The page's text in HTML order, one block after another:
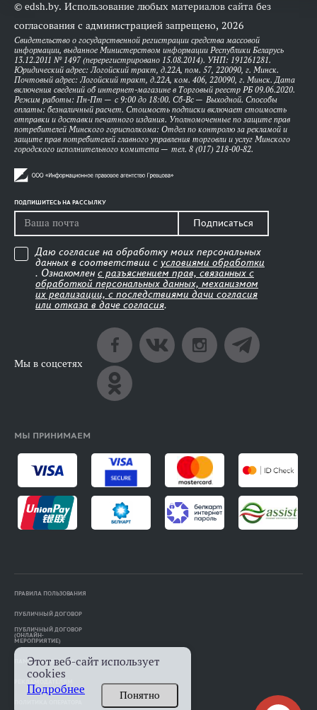
© edsh.by. Использование любых материалов сайта без
согласования с администрацией запрещено, 2026
Свидетельство о государственной регистрации средства массовой
информации, выданное Министерством информации Республики Беларусь
13.12.2011 № 1497 (перерегистрировано 15.08.2014). УНП: 191261281.
Юридический адрес: Логойский тракт, д.22А, пом. 57, 220090, г. Минск.
Почтовый адрес: Логойский тракт, д.22А, ком. 406, 220090, г. Минск. Дата
включения сведений об интернет-магазине в Торговый реестр РБ 09.06.2020.
Режим работы: Пн-Пт — с 9:00 до 18:00. Сб-Вс — Выходной. Способы
оплаты: безналичный расчет. Стоимость подписки включает стоимость
отправки и доставки печатного издания. Уполномоченные по защите прав
потребителей Минского горисполкома: Отдел по контролю за рекламой и
защите прав потребителей главного управления торговли и услуг Минского
городского исполнительного комитета — тел. 8 (017) 218-00-82.
ПОДПИШИТЕСЬ НА РАССЫЛКУ
Подписаться
Даю согласие на обработку моих персональных
данных в соответствии с условиями обработки
. Ознакомлен с разъяснением прав, связанных с
обработкой персональных данных, механизмом
их реализации, с последствиями дачи согласия
или отказа в даче согласия.
Мы в соцсетях
МЫ ПРИНИМАЕМ
ПРАВИЛА ПОЛЬЗОВАНИЯ
ПУБЛИЧНЫЙ ДОГОВОР
ПУБЛИЧНЫЙ ДОГОВОР
(ОНЛАЙН-
МЕРОПРИЯТИЕ)
ПАМЯТКА АВТОРАМ
Этот веб-сайт использует
cookies
Подробнее
Понятно